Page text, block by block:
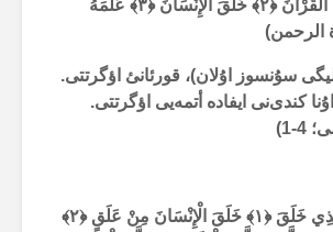
الرَّحْمَنُ ﴿۱﴾ عَلَّمَ الْقُرْآنَ ﴿۲﴾ خَلَقَ الْإِنْسَانَ ﴿۳﴾ عَلَّمَهُ
سۇنسوز اۇلان)، قورئانئ اؤگرتتی.
کندی‌نی ایفادە أتمەیی اؤگرتتی.
1)
اقْرَأْ بِاسْمِ رَبِّكَ الَّذِي خَلَقَ ﴿۱﴾ خَلَقَ الْإِنْسَانَ مِنْ عَلَقٍ ﴿۲﴾